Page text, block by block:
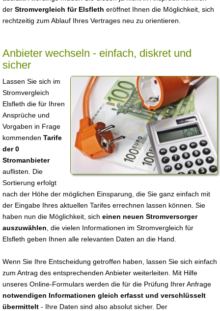
der Stromvergleich für Elsfleth eröffnet Ihnen die Möglichkeit, sich
rechtzeitig zum Ablauf Ihres Vertrages neu zu orientieren.
Anbieter wechseln - einfach, diskret und
sicher
Lassen Sie sich im
Stromvergleich
Elsfleth die für Ihren
Ansprüche und
Vorgaben in Frage
kommenden Tarife
der 0
Stromanbieter
auflisten. Die
Sortierung erfolgt
nach der Höhe der möglichen Einsparung, die Sie ganz einfach mit
der Eingabe Ihres aktuellen Tarifes errechnen lassen können. Sie
haben nun die Möglichkeit, sich einen neuen Stromversorger
auszuwählen , die vielen Informationen im Stromvergleich für
Elsfleth geben Ihnen alle relevanten Daten an die Hand.
Wenn Sie Ihre Entscheidung getroffen haben, lassen Sie sich einfach
zum Antrag des entsprechenden Anbieter weiterleiten. Mit Hilfe
unseres Online-Formulars werden die für die Prüfung Ihrer Anfrage
notwendigen Informationen gleich erfasst und verschlüsselt
übermittelt - Ihre Daten sind also absolut sicher. Der